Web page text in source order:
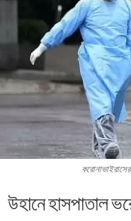
উহানে হাসপাতাল